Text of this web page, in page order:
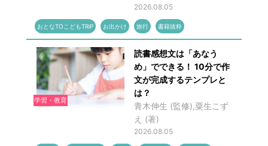
2026.08.05
おとなTOこどもTRiP お出かけ 旅行 書籍抜粋
学習・教育
読書感想文は「あなう
め」でできる！ 10分で作
文が完成するテンプレと
は？
青木伸生 (監修),粟生こず
え (著)
2026.08.05